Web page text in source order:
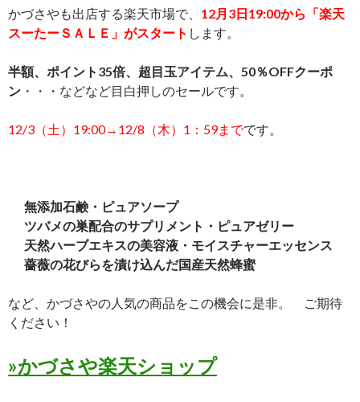
かづさやも出店する楽天市場で、 12月3日19:00から「楽天
スーたーＳＡＬＥ」がスタート します。
半額、ポイント35倍、超目玉アイテム、50％OFFクーポ
ン ・・・などなど目白押しのセールです。
12/3（土）19:00→12/8（木）1：59までです。
無添加石鹸・ピュアソープ
ツバメの巣配合のサプリメント・ピュアゼリー
天然ハーブエキスの美容液・モイスチャーエッセンス
薔薇の花びらを漬け込んだ国産天然蜂蜜
など、かづさやの人気の商品をこの機会に是非。 ご期待
ください！
»かづさや楽天ショップ